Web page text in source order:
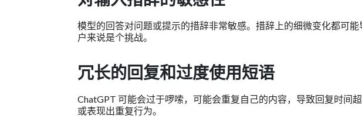
模型的回答对问题或提示的措辞非常敏感。措辞上的细微变化都可
户来说是个挑战。
冗长的回复和过度使用短语
ChatGPT 可能会过于啰嗦，可能会重复自己的内容，导致回复时间
或表现出重复行为。